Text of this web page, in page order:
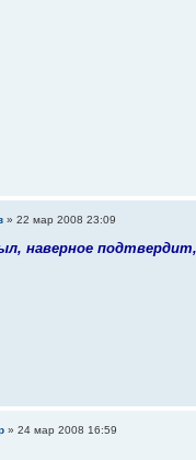
» 22 мар 2008 23:09
наверное
» 24 мар 2008 16:59